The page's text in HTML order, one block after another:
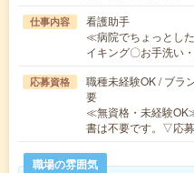
仕事内容
看護助手
≪病院でちょっとし
イキング〇お手洗い
応募資格
職種未経験OK / ブラ
要
≪無資格・未経験
書は不要です。▽応
職場の雰囲気